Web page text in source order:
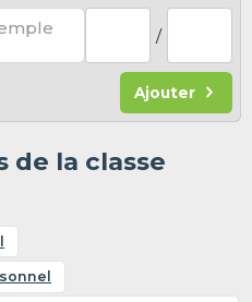
/
Ajouter
de la classe